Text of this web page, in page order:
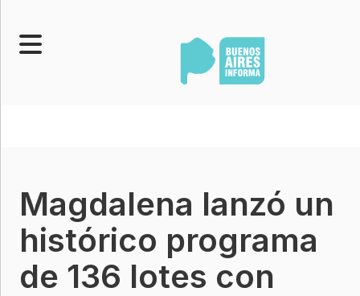
Legislatura
Municipios
Contacto
Magdalena lanzó un
histórico programa
de 136 lotes con